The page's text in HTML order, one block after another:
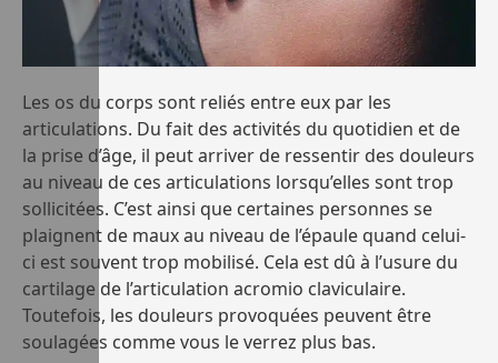
Les os du corps sont reliés entre eux par les
articulations. Du fait des activités du quotidien et de
la prise d’âge, il peut arriver de ressentir des douleurs
au niveau de ces articulations lorsqu’elles sont trop
sollicitées. C’est ainsi que certaines personnes se
plaignent de maux au niveau de l’épaule quand celui-
ci est souvent trop mobilisé. Cela est dû à l’usure du
cartilage de l’articulation acromio claviculaire.
Toutefois, les douleurs provoquées peuvent être
soulagées comme vous le verrez plus bas.